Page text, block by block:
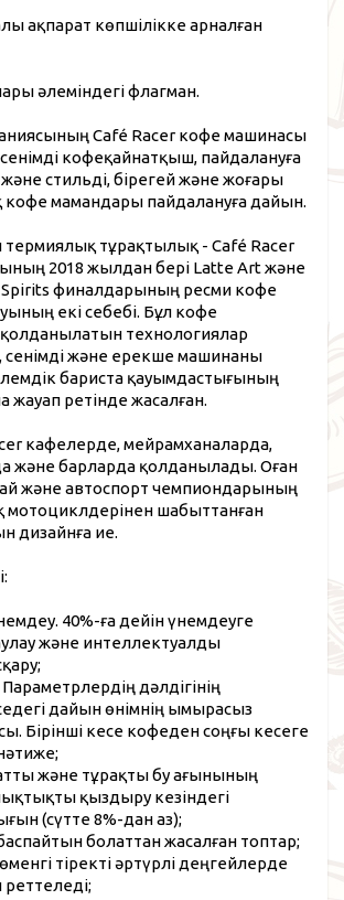
ақпарат көпшілікке арналған
әлеміндегі флагман.
Café Racer кофе машинасы
кофеқайнатқыш, пайдалануға
стильді, бірегей және жоғары
кофе мамандары пайдалануға дайын.
термиялық тұрақтылық - Café Racer
2018 жылдан бері Latte Art және
Spirits финалдарының ресми кофе
екі себебі. Бұл кофе
технологиялар
сенімді және ерекше машинаны
бариста қауымдастығының
жауап ретінде жасалған.
кафелерде, мейрамханаларда,
және барларда қолданылады. Оған
және автоспорт чемпиондарының
мотоциклдерінен шабыттанған
дизайнға ие.
40%-ға дейін үнемдеуге
және интеллектуалды
дәлдігінің
дайын өнімнің ымырасыз
Бірінші кесе кофеден соңғы кесеге
және тұрақты бу ағынының
қыздыру кезіндегі
(сүтте 8%-дан аз);
болаттан жасалған топтар;
тіректі әртүрлі деңгейлерде